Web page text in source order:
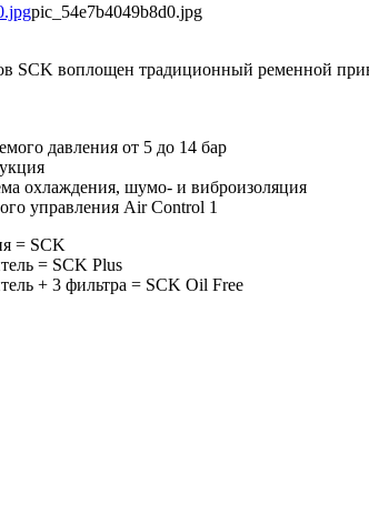
pic_54e7b4049b8d0.jpg
SCK воплощен традиционный ременной
давления от 5 до 14 бар
охлаждения, шумо- и виброизоляция
управления Air Control 1
= SCK
= SCK Plus
+ 3 фильтра = SCK Oil Free